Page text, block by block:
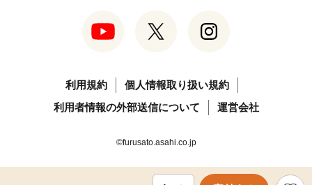
利用規約
個人情報取り扱い規約
利用者情報の外部送信について
運営会社
©furusato.asahi.co.jp